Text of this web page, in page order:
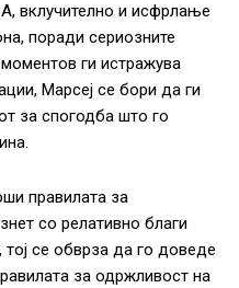
вклучително и исфрлање
поради сериозните
ги истражува
Марсеј се бори да ги
за спогодба што го
правилата за
со релативно благи
се обврза да го доведе
за одржливост на